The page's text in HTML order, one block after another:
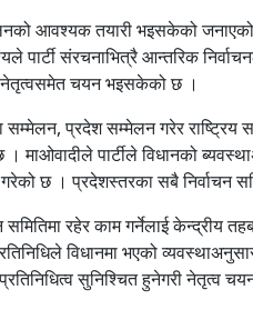
आवश्यक तयारी भइसकेको जनाएको
पार्टी संरचनाभित्रै आन्तरिक
नेतृत्वसमेत चयन भइसकेको छ ।
प्रदेश सम्मेलन गरेर राष्ट्रिय
पार्टीले विधानको
छ । प्रदेशस्तरका सबै निर्वाचन
समितिमा रहेर काम गर्नेलाई केन्द्रीय
विधानमा भएको
सुनिश्चित हुनेगरी नेतृत्व